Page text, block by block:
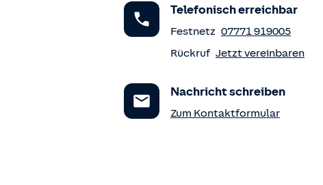
Telefonisch erreichbar
Festnetz 07771 919005
Rückruf Jetzt vereinbaren
Nachricht schreiben
Zum Kontaktformular